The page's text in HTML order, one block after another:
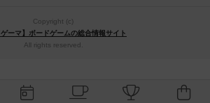
Copyright (c)
ゲーマ】ボードゲームの総合情報サイト
All rights reserved.